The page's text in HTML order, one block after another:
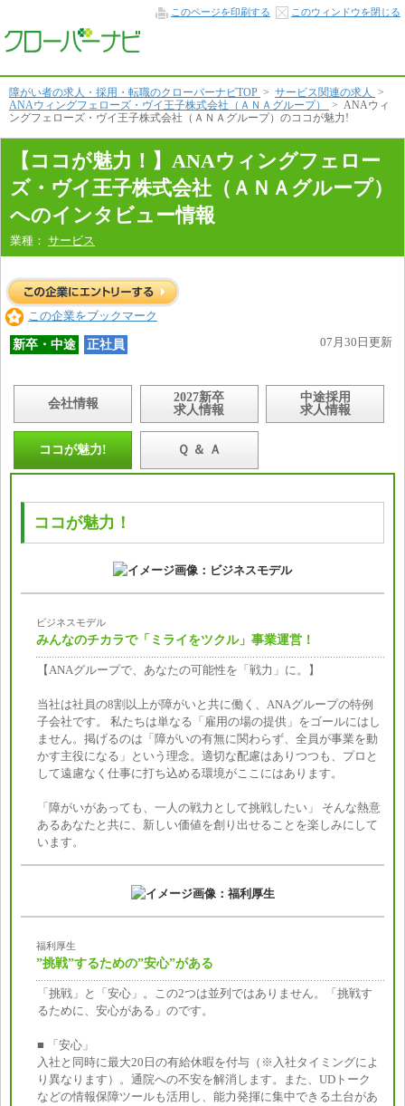
が
魅
本
文
へ
このページを印刷する このウィンドウを閉じる
障がい者の求人・採用・転職のクローバーナビTOP > サービス関連の求人 >
ANAウィングフェローズ・ヴイ王子株式会社（ＡＮＡグループ）
> ANAウィ
ングフェローズ・ヴイ王子株式会社（ＡＮＡグループ）のココが魅力!
【ココが魅力！】ANAウィングフェロー
ズ・ヴイ王子株式会社（ＡＮＡグループ）
へのインタビュー情報
業種： サービス
この企業をブックマーク
新卒・中途 正社員 07月30日更新
会社情報
2027新卒
求人情報
中途採用
求人情報
ココが魅力! Ｑ ＆ Ａ
ココが魅力！
ビジネスモデル
みんなのチカラで「ミライをツクル」事業運営！
【ANAグループで、あなたの可能性を「戦力」に。】
当社は社員の8割以上が障がいと共に働く、ANAグループの特例
子会社です。 私たちは単なる「雇用の場の提供」をゴールにはし
ません。掲げるのは「障がいの有無に関わらず、全員が事業を動
かす主役になる」という理念。適切な配慮はありつつも、プロと
して遠慮なく仕事に打ち込める環境がここにはあります。
「障がいがあっても、一人の戦力として挑戦したい」 そんな熱意
あるあなたと共に、新しい価値を創り出せることを楽しみにして
います。
福利厚生
”挑戦”するための”安心”がある
「挑戦」と「安心」。この2つは並列ではありません。「挑戦す
るために、安心がある」のです。
■ 「安心」
入社と同時に最大20日の有給休暇を付与（※入社タイミングによ
り異なります）。通院への不安を解消します。また、UDトーク
などの情報保障ツールも活用し、能力発揮に集中できる土台があ